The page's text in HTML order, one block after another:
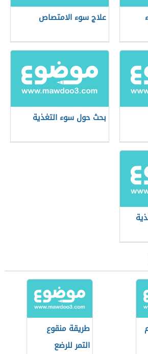
علاج سوء الامتصاص
بحث حول سوء التغذية
طريقة منقوع
التمر للرضع